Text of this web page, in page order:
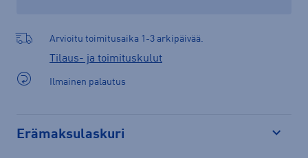
Arvioitu toimitusaika 1-3 arkipäivää.
Tilaus- ja toimituskulut
Ilmainen palautus
Erämaksulaskuri